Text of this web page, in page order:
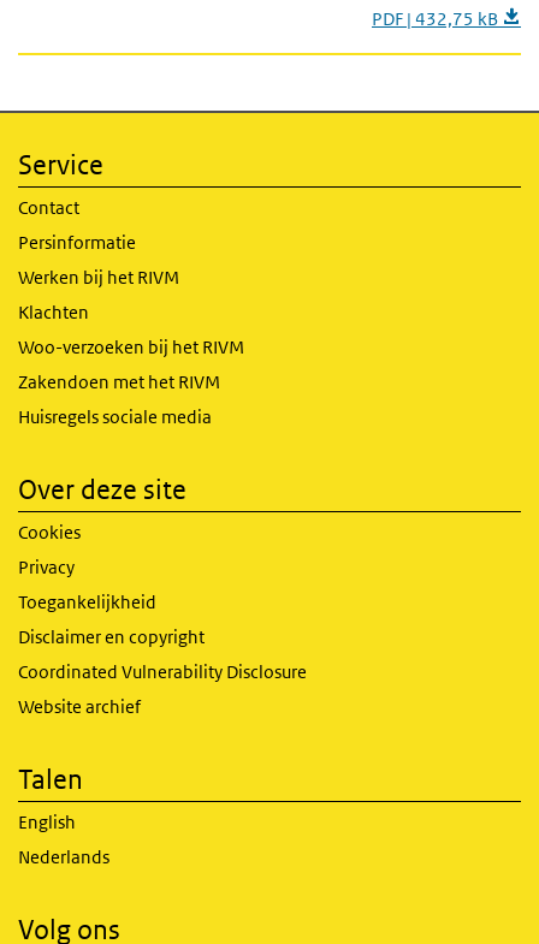
PDF | 432,75 kB
Service
Contact
Persinformatie
Werken bij het RIVM
Klachten
Woo-verzoeken bij het RIVM
Zakendoen met het RIVM
Huisregels sociale media
Over deze site
Cookies
Privacy
Toegankelijkheid
Disclaimer en copyright
Coordinated Vulnerability Disclosure
Website archief
Talen
English
Nederlands
Volg ons